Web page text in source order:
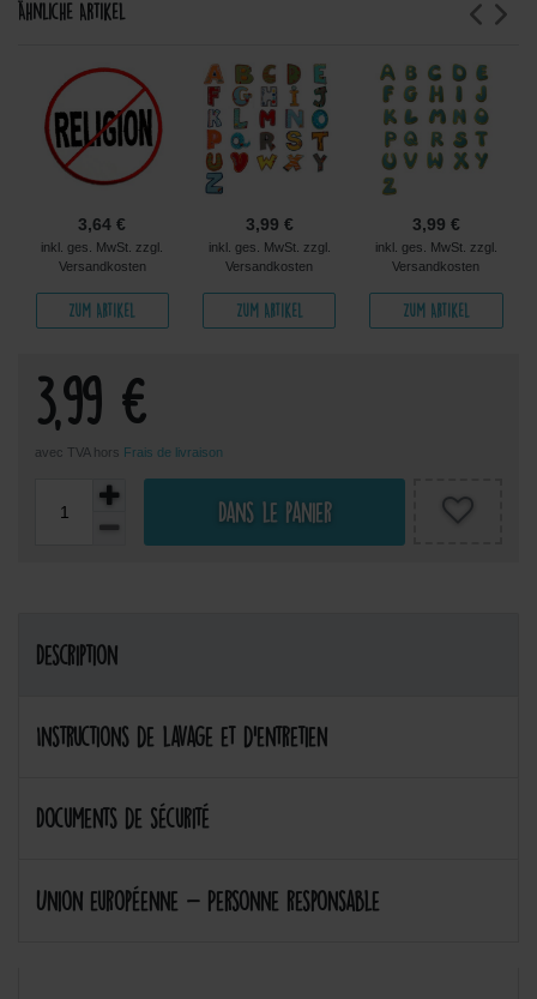
Ähnliche Artikel
3,64 €
inkl. ges. MwSt. zzgl.
Versandkosten
Zum Artikel
3,99 €
inkl. ges. MwSt. zzgl.
Versandkosten
Zum Artikel
3,99 €
inkl. ges. MwSt. zzgl.
Versandkosten
Zum Artikel
3,99 €
avec TVA hors Frais de livraison
Dans le panier
Description
Instructions de lavage et d'entretien
Documents de sécurité
Union européenne - Personne responsable